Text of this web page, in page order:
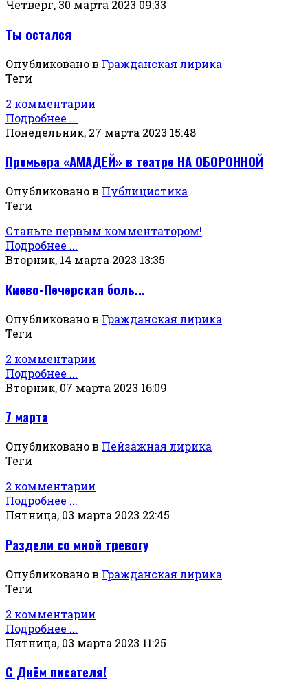
Четверг, 30 марта 2023 09:33
Ты остался
Опубликовано в Гражданская лирика
Теги
2 комментарии
Подробнее ...
Понедельник, 27 марта 2023 15:48
Премьера «АМАДЕЙ» в театре НА ОБОРОННОЙ
Опубликовано в Публицистика
Теги
Станьте первым комментатором!
Подробнее ...
Вторник, 14 марта 2023 13:35
Киево-Печерская боль...
Опубликовано в Гражданская лирика
Теги
2 комментарии
Подробнее ...
Вторник, 07 марта 2023 16:09
7 марта
Опубликовано в Пейзажная лирика
Теги
2 комментарии
Подробнее ...
Пятница, 03 марта 2023 22:45
Раздели со мной тревогу
Опубликовано в Гражданская лирика
Теги
2 комментарии
Подробнее ...
Пятница, 03 марта 2023 11:25
С Днём писателя!